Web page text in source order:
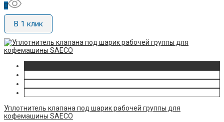
В 1 клик
Уплотнитель клапана под шарик рабочей группы для
кофемашины SAECO